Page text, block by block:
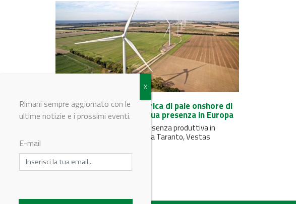
Vestas acquisisce la fabbrica di pale onshore di
Goleniów ed espande la sua presenza in Europa
Con il rafforzamento della presenza produttiva in
Polonia e i nuovi investimenti a Taranto, Vestas
Rimani sempre aggiornato con le
ultime notizie e i prossimi eventi.
E-mail